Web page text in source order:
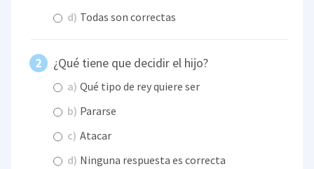
d) Todas son correctas
¿Qué tiene que decidir el hijo?
a) Qué tipo de rey quiere ser
b) Pararse
c) Atacar
d) Ninguna respuesta es correcta